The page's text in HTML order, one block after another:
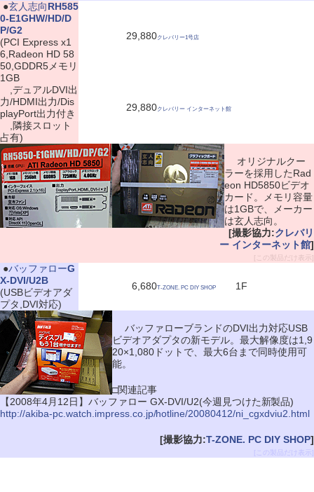
●玄人志向RH585
0-E1GHW/HD/D
P/G2
(PCI Express x1
6,Radeon HD 58
50,GDDR5メモリ
1GB
,デュアルDVI出
力/HDMI出力/Dis
playPort出力付き
,隣接スロット
占有)
29,880クレバリー1号店
29,880クレバリー インターネット館
オリジナルクー
ラーを採用したRad
eon HD5850ビデオ
カード。メモリ容量
は1GBで、メーカー
は玄人志向。
[撮影協力:クレバリ
ー インターネット館]
[この製品だけ表示]
●バッファローG
X-DVI/U2B
(USBビデオアダ
プタ,DVI対応)
6,680T-ZONE. PC DIY SHOP 1F
バッファローブランドのDVI出力対応USB
ビデオアダプタの新モデル。最大解像度は1,9
20×1,080ドットで、最大6台まで同時使用可
能。
□関連記事
【2008年4月12日】バッファロー GX-DVI/U2(今週見つけた新製品)
http://akiba-pc.watch.impress.co.jp/hotline/20080412/ni_cgxdviu2.html
[撮影協力:T-ZONE. PC DIY SHOP]
[この製品だけ表示]